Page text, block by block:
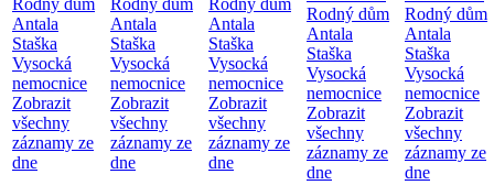
Antala
Staška
Vysocká
nemocnice
Zobrazit
všechny
záznamy ze
dne
Antala
Staška
Vysocká
nemocnice
Zobrazit
všechny
záznamy ze
dne
Antala
Staška
Vysocká
nemocnice
Zobrazit
všechny
záznamy ze
dne
Rodný dům
Antala
Staška
Vysocká
nemocnice
Zobrazit
všechny
záznamy ze
dne
Rodný dům
Antala
Staška
Vysocká
nemocnice
Zobrazit
všechny
záznamy ze
dne